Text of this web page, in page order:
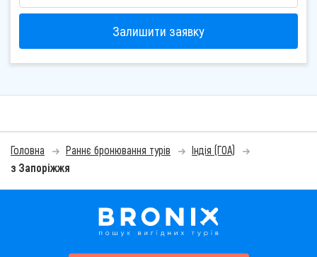
Залишити заявку
Головна Раннє бронювання турів
Індія (ГОА)
з Запоріжжя